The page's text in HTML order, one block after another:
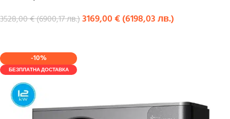
3528,00€(6900,17лв.)3169,00€(6198,03лв.)
-10%
БЕЗПЛАТНА ДОСТАВКА